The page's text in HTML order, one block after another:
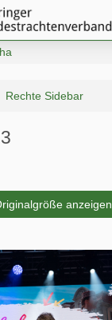
anzeigen